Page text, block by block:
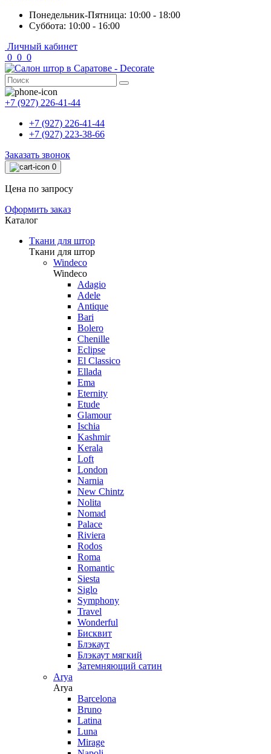
Понедельник-Пятница: 10:00 - 18:00
Суббота: 10:00 - 16:00
Личный кабинет
0 0 0
+7 (927) 226-41-44
+7 (927) 226-41-44
+7 (927) 223-38-66
Заказать звонок
0
Цена по запросу
Оформить заказ
Каталог
Ткани для штор
Ткани для штор
Windeco
Windeco
Adagio
Adele
Antique
Bari
Bolero
Chenille
Eclipse
El Classico
Ellada
Ema
Eternity
Etude
Glamour
Ischia
Kashmir
Kerala
Loft
London
Narnia
New Chintz
Nolita
Nomad
Palace
Riviera
Rodos
Roma
Romantic
Siesta
Siglo
Symphony
Travel
Wonderful
Бисквит
Блэкаут
Блэкаут мягкий
Затемняющий сатин
Arya
Arya
Barcelona
Bruno
Latina
Luna
Mirage